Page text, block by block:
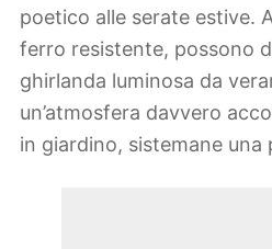
poetico alle serate estive.
ferro resistente, possono
ghirlanda luminosa da
un’atmosfera davvero
in giardino, sistemane